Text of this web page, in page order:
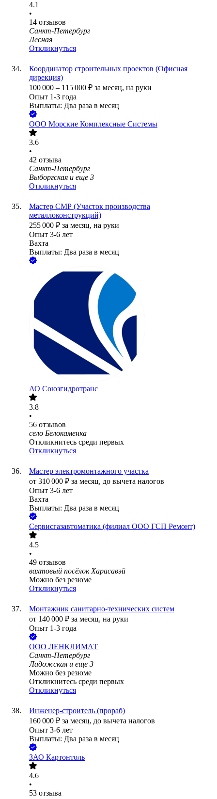
4.1
•
14 отзывов
Санкт-Петербург
Лесная
Откликнуться
Координатор строительных проектов (Офисная
дирекция)
100 000 – 115 000 ₽ за месяц, на руки
Опыт 1-3 года
Выплаты: Два раза в месяц
ООО Морские Комплексные Системы
3.6
•
42 отзыва
Санкт-Петербург
Выборгская и еще 3
Откликнуться
Мастер СМР (Участок производства
металлоконструкций)
255 000 ₽ за месяц, на руки
Опыт 3-6 лет
Вахта
Выплаты: Два раза в месяц
АО Союзгидротранс
3.8
•
56 отзывов
село Белокаменка
Откликнитесь среди первых
Откликнуться
Мастер электромонтажного участка
от 310 000 ₽ за месяц, до вычета налогов
Опыт 3-6 лет
Вахта
Выплаты: Два раза в месяц
Сервисгазавтоматика (филиал ООО ГСП Ремонт)
4.5
•
49 отзывов
вахтовый посёлок Харасавэй
Можно без резюме
Откликнуться
Монтажник санитарно-технических систем
от 140 000 ₽ за месяц, на руки
Опыт 1-3 года
ООО ЛЕНКЛИМАТ
Санкт-Петербург
Ладожская и еще 3
Можно без резюме
Откликнитесь среди первых
Откликнуться
Инженер-строитель (прораб)
160 000 ₽ за месяц, до вычета налогов
Опыт 3-6 лет
Выплаты: Два раза в месяц
ЗАО Картонтоль
4.6
•
53 отзыва